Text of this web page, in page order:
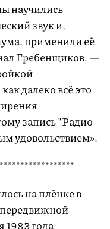
научились
звук и,
применили её
Гребенщиков. —
далеко всё это
запись "Радио
удовольствием».
на плёнке в
1983 года